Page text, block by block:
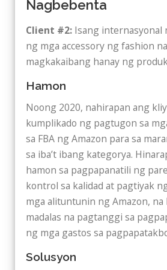
Nagbebenta
Client #2: Isang internasyonal
ng mga accessory ng fashion
magkakaibang hanay ng
Hamon
Noong 2020, nahirapan ang
kumplikado ng pagtugon sa
sa FBA ng Amazon para sa
sa iba’t ibang kategorya.
hamon sa pagpapanatili ng
kontrol sa kalidad at pagtiyak
mga alituntunin ng Amazon,
madalas na pagtanggi sa
ng mga gastos sa
Solusyon